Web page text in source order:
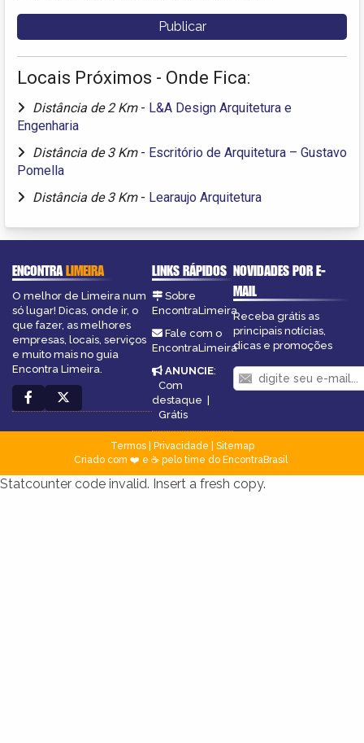
Locais Próximos - Onde Fica:
Distância de 2 Km - L&A Design Arquitetura e
Engenharia
Distância de 3 Km - Escritório de Arquitetura – Gustavo
Pomella
Distância de 3 Km - Learaujo Arquitetura
ENCONTRALIMEIRA
O melhor de Limeira num
só lugar! Dicas, onde ir, o
que fazer, as melhores
empresas, locais, serviços
e muito mais no guia
Encontra Limeira.
LINKS RÁPIDOS
Sobre
EncontraLimeira
Fale com o
EncontraLimeira
ANUNCIE:
Com
destaque |
Grátis
NOVIDADES POR E-
MAIL
Receba grátis as
principais notícias,
dicas e promoções
Termos| Privacidade
Sitemap
Criado com ❤️ e ☕ pelo time do EncontraBrasil
Statcounter code invalid. Insert a fresh copy.